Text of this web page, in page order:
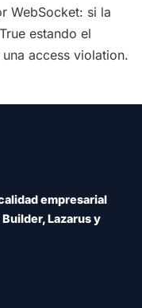
WebSocket: si la
estando el
access violation.
empresarial
Lazarus y